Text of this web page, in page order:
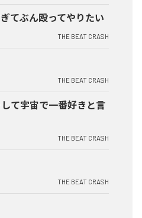
てぶん殴ってやりたい
THE BEAT CRASH
THE BEAT CRASH
て宇宙で一番好きと言
THE BEAT CRASH
THE BEAT CRASH